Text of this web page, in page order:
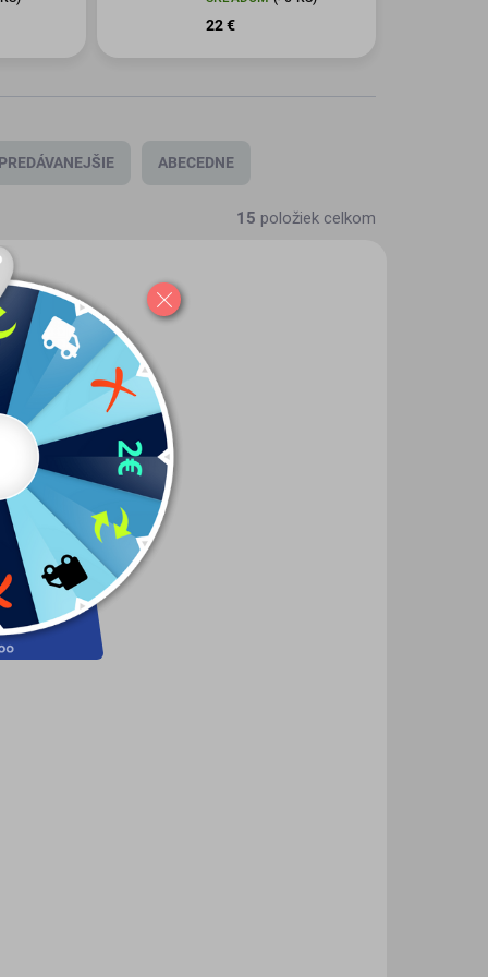
22 €
ABECEDNE
15 položiek celkom
(1 KS)
Papierový model
Dioráma NFS Prostreet